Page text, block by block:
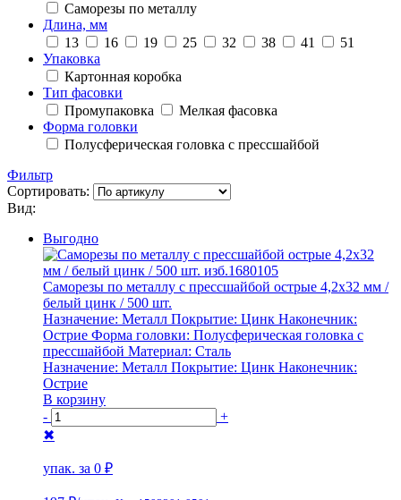
Саморезы по металлу
Длина, мм
13
16 19 25 32 38 41
51
Упаковка
Картонная коробка
Тип фасовки
Промупаковка
Мелкая фасовка
Форма головки
Полусферическая головка с прессшайбой
Фильтр
Сортировать:
Вид:
Выгодно
Саморезы по металлу с прессшайбой острые 4,2х32 мм /
белый цинк / 500 шт.
Назначение: Металл Покрытие: Цинк Наконечник:
Острие Форма головки: Полусферическая головка с
прессшайбой Материал: Сталь
Назначение: Металл Покрытие: Цинк Наконечник:
Острие
В корзину
-
+
✖
упак. за 0 ₽